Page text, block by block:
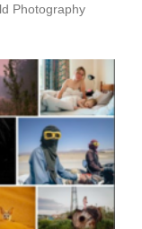
Photography